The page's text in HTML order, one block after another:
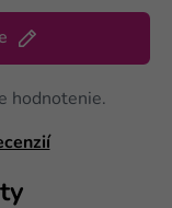
hodnotenie.